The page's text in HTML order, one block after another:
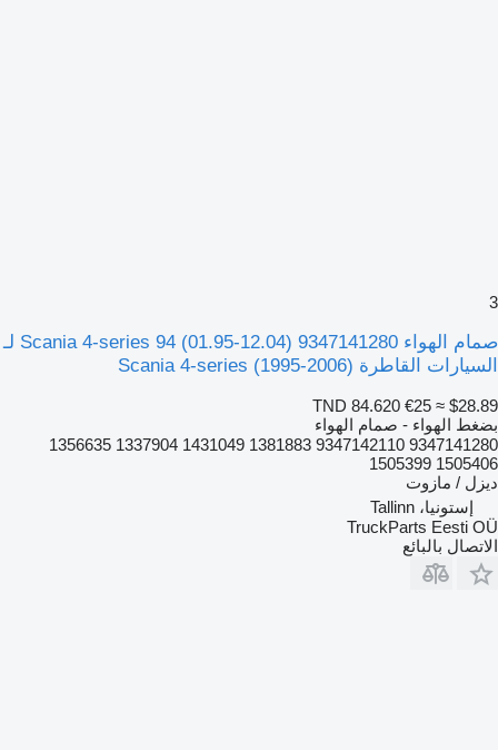
3
صمام الهواء Scania 4-series 94 (01.95-12.04) 9347141280 لـ
السيارات القاطرة Scania 4-series (1995-2006)
TND 84.620 €25 ≈ $28.89
بضغط الهواء - صمام الهواء
9347141280 9347142110 1381883 1431049 1337904 1356635
1505406 1505399
ديزل / مازوت
إستونيا، Tallinn
TruckParts Eesti OÜ
الاتصال بالبائع